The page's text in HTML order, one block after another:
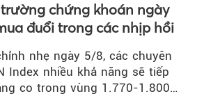
chứng khoán ngày
đuổi trong các nhịp hồi
nhẹ ngày 5/8, các chuyên
Index nhiều khả năng sẽ tiếp
co trong vùng 1.770-1.800